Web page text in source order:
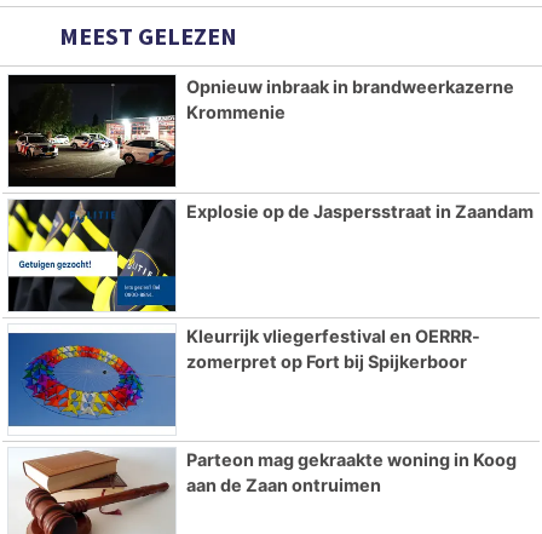
MEEST GELEZEN
Opnieuw inbraak in brandweerkazerne
Krommenie
Explosie op de Jaspersstraat in Zaandam
Kleurrijk vliegerfestival en OERRR-
zomerpret op Fort bij Spijkerboor
Parteon mag gekraakte woning in Koog
aan de Zaan ontruimen